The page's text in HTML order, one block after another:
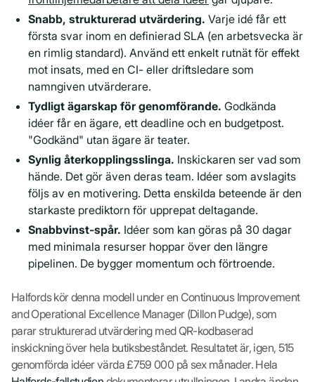
Snabb, strukturerad utvärdering. Varje idé får ett
första svar inom en definierad SLA (en arbetsvecka är
en rimlig standard). Använd ett enkelt rutnät för effekt
mot insats, med en CI- eller driftsledare som
namngiven utvärderare.
Tydligt ägarskap för genomförande. Godkända
idéer får en ägare, ett deadline och en budgetpost.
"Godkänd" utan ägare är teater.
Synlig återkopplingsslinga. Inskickaren ser vad som
hände. Det gör även deras team. Idéer som avslagits
följs av en motivering. Detta enskilda beteende är den
starkaste prediktorn för upprepat deltagande.
Snabbvinst-spår. Idéer som kan göras på 30 dagar
med minimala resurser hoppar över den längre
pipelinen. De bygger momentum och förtroende.
Halfords kör denna modell under en Continuous Improvement
and Operational Excellence Manager (Dillon Pudge), som
parar strukturerad utvärdering med QR-kodbaserad
inskickning över hela butiksbeståndet. Resultatet är, igen, 515
genomförda idéer värda £759 000 på sex månader. Hela